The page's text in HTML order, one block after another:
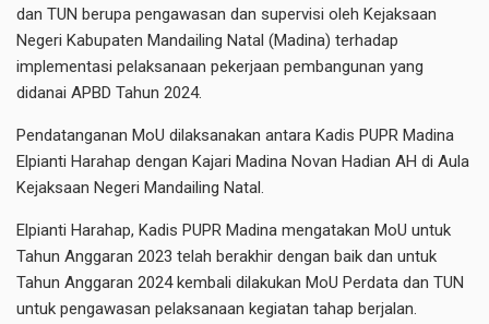
dan TUN berupa pengawasan dan supervisi oleh Kejaksaan
Negeri Kabupaten Mandailing Natal (Madina) terhadap
implementasi pelaksanaan pekerjaan pembangunan yang
didanai APBD Tahun 2024.
Pendatanganan MoU dilaksanakan antara Kadis PUPR Madina
Elpianti Harahap dengan Kajari Madina Novan Hadian AH di Aula
Kejaksaan Negeri Mandailing Natal.
Elpianti Harahap, Kadis PUPR Madina mengatakan MoU untuk
Tahun Anggaran 2023 telah berakhir dengan baik dan untuk
Tahun Anggaran 2024 kembali dilakukan MoU Perdata dan TUN
untuk pengawasan pelaksanaan kegiatan tahap berjalan.